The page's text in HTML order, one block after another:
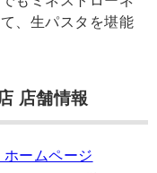
、生パスタを堪能
店舗情報
ームページ